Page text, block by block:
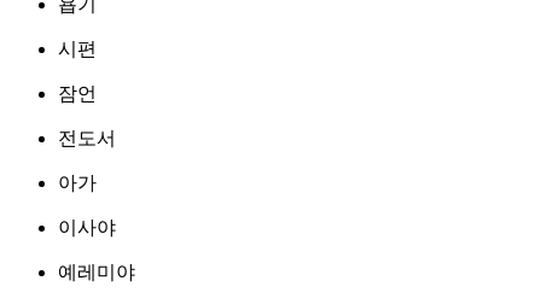
욥기
시편
잠언
전도서
아가
이사야
예레미야